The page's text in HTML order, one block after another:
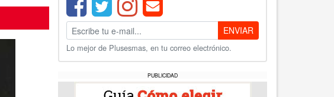
ENVIAR
Lo mejor de Plusesmas, en tu correo electrónico.
PUBLICIDAD